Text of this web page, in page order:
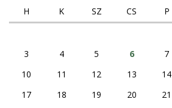
H
K SZ CS P
3
4 5 6 7
10
11 12 13 14
17
18 19 20 21